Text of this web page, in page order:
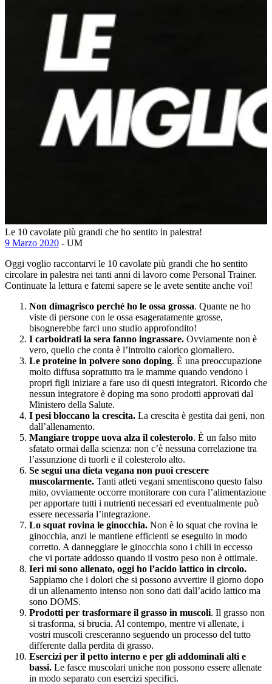
Le 10 cavolate più grandi che ho sentito in palestra!
9 Marzo 2020 - UM
Oggi voglio raccontarvi le 10 cavolate più grandi che ho sentito
circolare in palestra nei tanti anni di lavoro come Personal Trainer.
Continuate la lettura e fatemi sapere se le avete sentite anche voi!
Non dimagrisco perché ho le ossa grossa. Quante ne ho
viste di persone con le ossa esageratamente grosse,
bisognerebbe farci uno studio approfondito!
I carboidrati la sera fanno ingrassare. Ovviamente non è
vero, quello che conta è l’introito calorico giornaliero.
Le proteine in polvere sono doping. È una preoccupazione
molto diffusa soprattutto tra le mamme quando vendono i
propri figli iniziare a fare uso di questi integratori. Ricordo che
nessun integratore è doping ma sono prodotti approvati dal
Ministero della Salute.
I pesi bloccano la crescita. La crescita è gestita dai geni, non
dall’allenamento.
Mangiare troppe uova alza il colesterolo. È un falso mito
sfatato ormai dalla scienza: non c’è nessuna correlazione tra
l’assunzione di tuorli e il colesterolo alto.
Se segui una dieta vegana non puoi crescere
muscolarmente. Tanti atleti vegani smentiscono questo falso
mito, ovviamente occorre monitorare con cura l’alimentazione
per apportare tutti i nutrienti necessari ed eventualmente può
essere necessaria l’integrazione.
Lo squat rovina le ginocchia. Non è lo squat che rovina le
ginocchia, anzi le mantiene efficienti se eseguito in modo
corretto. A danneggiare le ginocchia sono i chili in eccesso
che vi portate addosso quando il vostro peso non è ottimale.
Ieri mi sono allenato, oggi ho l’acido lattico in circolo.
Sappiamo che i dolori che si possono avvertire il giorno dopo
di un allenamento intenso non sono dati dall’acido lattico ma
sono DOMS.
Prodotti per trasformare il grasso in muscoli. Il grasso non
si trasforma, si brucia. Al contempo, mentre vi allenate, i
vostri muscoli cresceranno seguendo un processo del tutto
differente dalla perdita di grasso.
Esercizi per il petto interno e per gli addominali alti e
bassi. Le fasce muscolari uniche non possono essere allenate
in modo separato con esercizi specifici.